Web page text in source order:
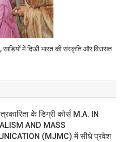
साड़ियों में दिखी भारत की संस्कृति और विरासत
के डिग्री कोर्स M.A. IN
AND MASS
(MJMC) में सीधे प्रवेश